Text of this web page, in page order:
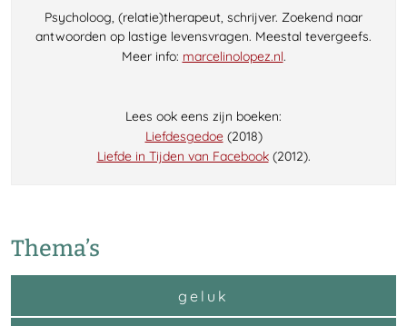
Psycholoog, (relatie)therapeut, schrijver. Zoekend naar
antwoorden op lastige levensvragen. Meestal tevergeefs.
Meer info: marcelinolopez.nl.
Lees ook eens zijn boeken:
Liefdesgedoe(2018)
Liefde in Tijden van Facebook(2012).
Thema’s
geluk